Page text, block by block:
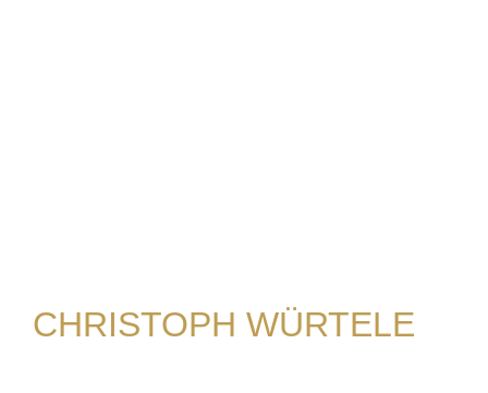
CHRISTOPH WÜRTELE